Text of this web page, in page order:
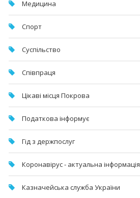
Медицина
Спорт
Суспільство
Співпраця
Цікаві місця Покрова
Податкова інформує
Гід з держпослуг
Коронавірус - актуальна інформація
Казначейська служба України